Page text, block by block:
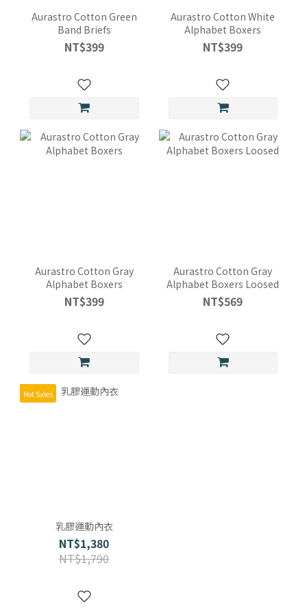
Aurastro Cotton Green
Band Briefs
NT$399
Aurastro Cotton White
Alphabet Boxers
NT$399
Aurastro Cotton Gray
Alphabet Boxers
NT$399
Aurastro Cotton Gray
Alphabet Boxers Loosed
NT$569
Hot Sales
乳膠運動內衣
NT$1,380
NT$1,790